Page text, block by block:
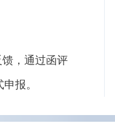
，通过函评
报。